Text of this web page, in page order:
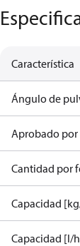
Característica
Ángulo de
Aprobado por
Cantidad por
Capacidad
Capacidad [l/